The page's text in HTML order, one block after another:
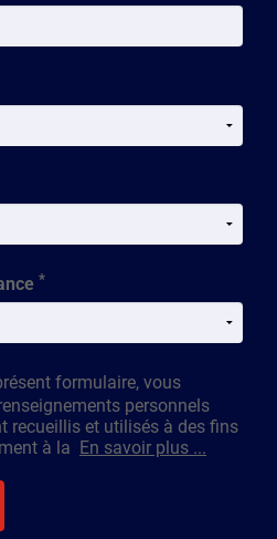
*
formulaire, vous
personnels
recueillis et utilisés à des fins
à la En savoir plus ...